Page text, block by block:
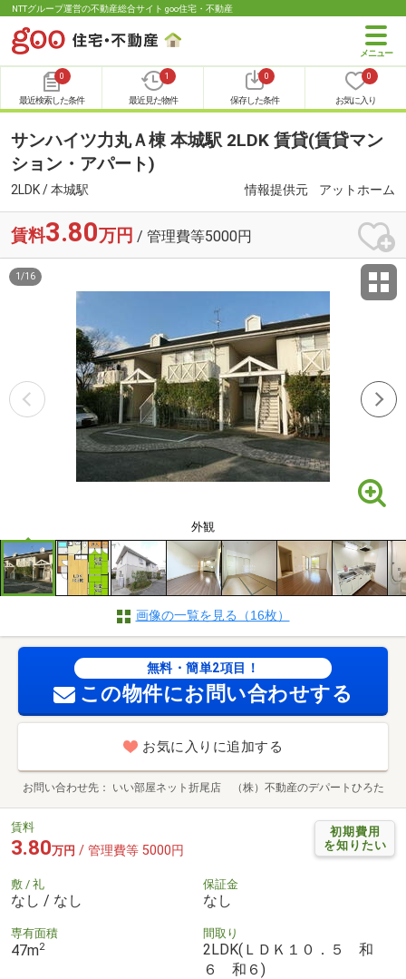
NTTグループ運営の不動産総合サイト goo住宅・不動産
0
最近検索した条件
1
最近見た物件
0
保存した条件
0
お気に入り
サンハイツ力丸Ａ棟 本城駅 2LDK 賃貸(賃貸マン
ション・アパート)
2LDK / 本城駅 情報提供元 アットホーム
賃料3.80万円 / 管理費等5000円
外観
1 /16
画像の一覧を見る（16枚）
無料・簡単2項目！
この物件にお問い合わせする
お気に入りに追加する
お問い合わせ先 いい部屋ネット折尾店 （株）不動産のデパートひろた
初期費用
を知りたい
賃料
3.80万円 / 管理費等 5000円
敷 / 礼
なし / なし
保証金
なし
専有面積
47m2
間取り
2LDK(ＬＤＫ１０．５ 和
６ 和６)